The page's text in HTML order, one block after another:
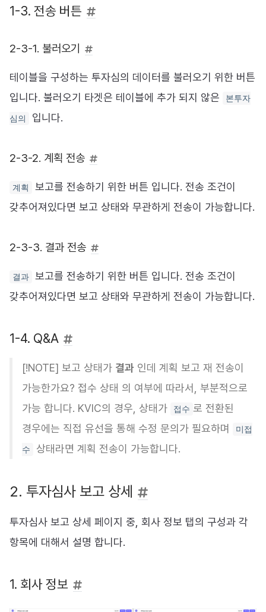
1-3. 전송 버튼
2-3-1. 불러오기
테이블을 구성하는 투자심의 데이터를 불러오기 위한 버튼
입니다. 불러오기 타겟은 테이블에 추가 되지 않은
본투자
심의 입니다.
2-3-2. 계획 전송
계획
보고를 전송하기 위한 버튼 입니다. 전송 조건이
갖추어져있다면 보고 상태와 무관하게 전송이 가능합니다.
2-3-3. 결과 전송
결과
보고를 전송하기 위한 버튼 입니다. 전송 조건이
갖추어져있다면 보고 상태와 무관하게 전송이 가능합니다.
1-4. Q&A
[!NOTE] 보고 상태가 결과 인데 계획 보고 재 전송이
가능한가요? 접수 상태 의 여부에 따라서, 부분적으로
가능 합니다. KVIC의 경우, 상태가
접수 로 전환된
경우에는 직접 유선을 통해 수정 문의가 필요하며
미접
수 상태라면 계획 전송이 가능합니다.
2. 투자심사 보고 상세
투자심사 보고 상세 페이지 중, 회사 정보 탭의 구성과 각
항목에 대해서 설명 합니다.
1. 회사 정보